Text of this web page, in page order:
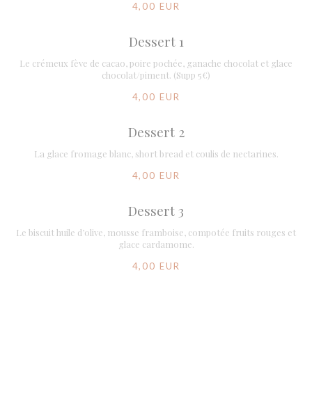
4,00 EUR
Dessert 1
Le crémeux fève de cacao, poire pochée, ganache chocolat et glace
chocolat/piment. (Supp 5€)
4,00 EUR
Dessert 2
La glace fromage blanc, short bread et coulis de nectarines.
4,00 EUR
Dessert 3
Le biscuit huile d’olive, mousse framboise, compotée fruits rouges et
glace cardamome.
4,00 EUR